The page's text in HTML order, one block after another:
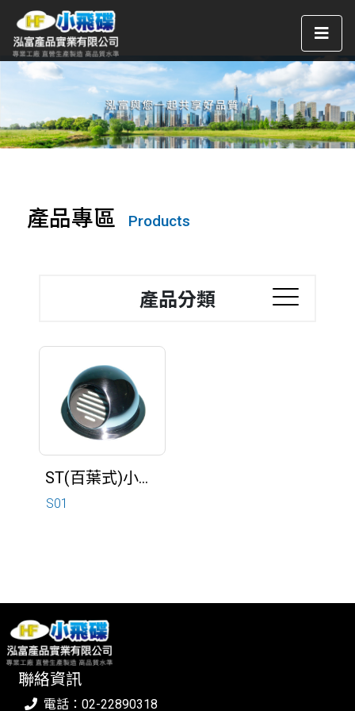
產品專區 Products
產品分類
ST(百葉式)小圓球型-S01
S01
聯絡資訊
電話：02-22890318